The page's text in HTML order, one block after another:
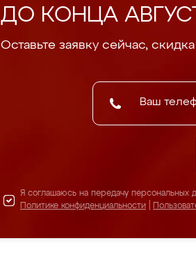
ДО КОНЦА
Оставьте заявку сейчас,
Я соглашаюсь на передачу персональных
Политике конфиденциальности